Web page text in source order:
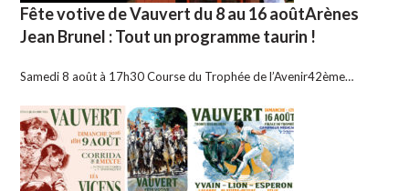
Fête votive de Vauvert du 8 au 16 aoûtArènes
Jean Brunel : Tout un programme taurin !
Samedi 8 août à 17h30 Course du Trophée de l’Avenir42ème…